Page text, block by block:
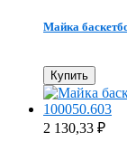
Майка
Купить
2 130,33 ₽